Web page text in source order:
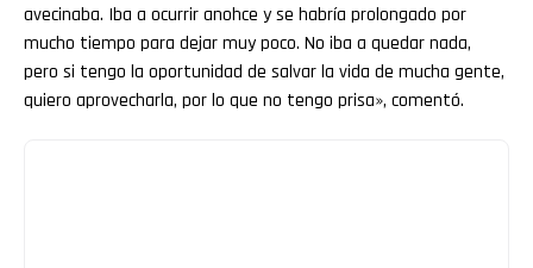
avecinaba. Iba a ocurrir anohce y se habría prolongado por
mucho tiempo para dejar muy poco. No iba a quedar nada,
pero si tengo la oportunidad de salvar la vida de mucha gente,
quiero aprovecharla, por lo que no tengo prisa», comentó.